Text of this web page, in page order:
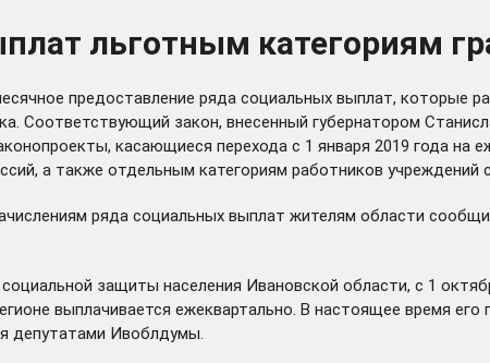
льготным категориям
предоставление ряда социальных выплат, которые
Соответствующий закон, внесенный губернатором
касающиеся перехода с 1 января 2019 года
а также отдельным категориям работников учреждений
ряда социальных выплат жителям области
защиты населения Ивановской области, с 1
выплачивается ежеквартально. В настоящее время
депутатами Ивоблдумы.